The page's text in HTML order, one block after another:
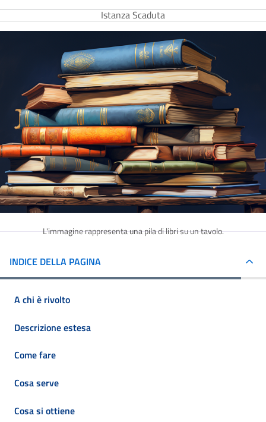
Istanza Scaduta
L'immagine rappresenta una pila di libri su un tavolo.
INDICE DELLA PAGINA
A chi è rivolto
Descrizione estesa
Come fare
Cosa serve
Cosa si ottiene